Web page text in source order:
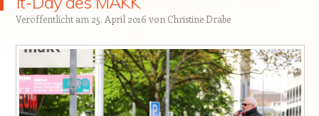
Veröffentlicht am 25. April 2016 von Christine Drabe